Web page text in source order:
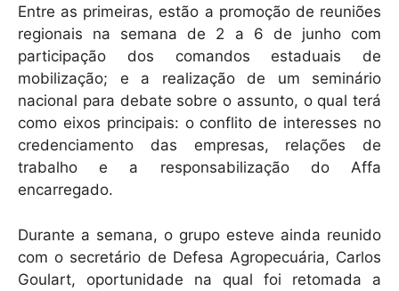
Entre as primeiras, estão a promoção de reuniões
regionais na semana de 2 a 6 de junho com
participação dos comandos estaduais de
mobilização; e a realização de um seminário
nacional para debate sobre o assunto, o qual terá
como eixos principais: o conflito de interesses no
credenciamento das empresas, relações de
trabalho e a responsabilização do Affa
encarregado.
Durante a semana, o grupo esteve ainda reunido
com o secretário de Defesa Agropecuária, Carlos
Goulart, oportunidade na qual foi retomada a